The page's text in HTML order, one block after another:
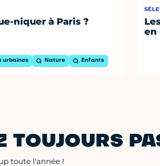
niquer à Paris ?
urbaines Nature Enfants
en
TOUJOURS
toute l'année !